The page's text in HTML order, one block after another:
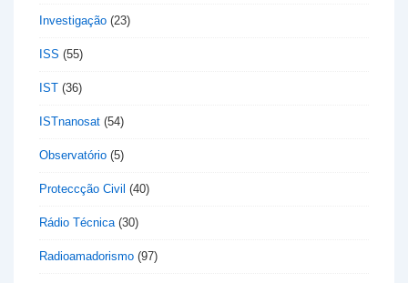
Investigação (23)
ISS (55)
IST (36)
ISTnanosat (54)
Observatório (5)
Proteccção Civil (40)
Rádio Técnica(30)
Radioamadorismo (97)